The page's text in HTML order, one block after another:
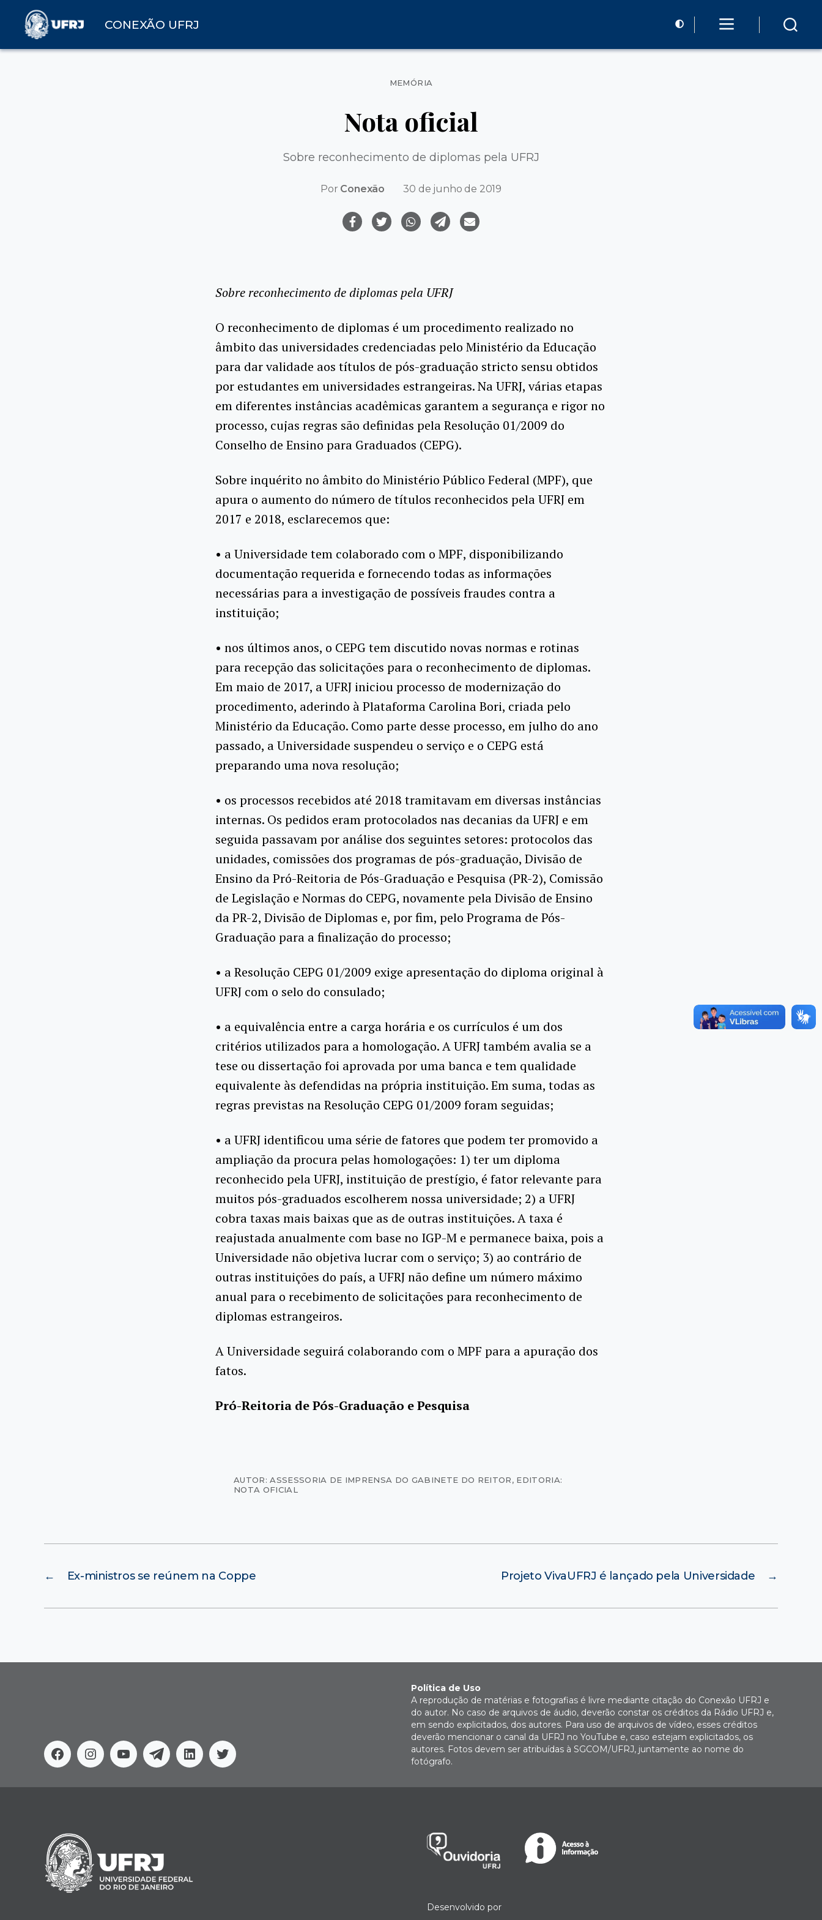
CONEXÃO UFRJ
Categorias
MEMÓRIA
Nota oficial
Sobre reconhecimento de diplomas pela UFRJ
Por Conexão 30 de junho de 2019
Sobre reconhecimento de diplomas pela UFRJ
O reconhecimento de diplomas é um procedimento realizado no
âmbito das universidades credenciadas pelo Ministério da Educação
para dar validade aos títulos de pós-graduação stricto sensu obtidos
por estudantes em universidades estrangeiras. Na UFRJ, várias etapas
em diferentes instâncias acadêmicas garantem a segurança e rigor no
processo, cujas regras são definidas pela Resolução 01/2009 do
Conselho de Ensino para Graduados (CEPG).
Sobre inquérito no âmbito do Ministério Público Federal (MPF), que
apura o aumento do número de títulos reconhecidos pela UFRJ em
2017 e 2018, esclarecemos que:
• a Universidade tem colaborado com o MPF, disponibilizando
documentação requerida e fornecendo todas as informações
necessárias para a investigação de possíveis fraudes contra a
instituição;
• nos últimos anos, o CEPG tem discutido novas normas e rotinas
para recepção das solicitações para o reconhecimento de diplomas.
Em maio de 2017, a UFRJ iniciou processo de modernização do
procedimento, aderindo à Plataforma Carolina Bori, criada pelo
Ministério da Educação. Como parte desse processo, em julho do ano
passado, a Universidade suspendeu o serviço e o CEPG está
preparando uma nova resolução;
• os processos recebidos até 2018 tramitavam em diversas instâncias
internas. Os pedidos eram protocolados nas decanias da UFRJ e em
seguida passavam por análise dos seguintes setores: protocolos das
unidades, comissões dos programas de pós-graduação, Divisão de
Ensino da Pró-Reitoria de Pós-Graduação e Pesquisa (PR-2), Comissão
de Legislação e Normas do CEPG, novamente pela Divisão de Ensino
da PR-2, Divisão de Diplomas e, por fim, pelo Programa de Pós-
Graduação para a finalização do processo;
• a Resolução CEPG 01/2009 exige apresentação do diploma original à
UFRJ com o selo do consulado;
• a equivalência entre a carga horária e os currículos é um dos
critérios utilizados para a homologação. A UFRJ também avalia se a
tese ou dissertação foi aprovada por uma banca e tem qualidade
equivalente às defendidas na própria instituição. Em suma, todas as
regras previstas na Resolução CEPG 01/2009 foram seguidas;
• a UFRJ identificou uma série de fatores que podem ter promovido a
ampliação da procura pelas homologações: 1) ter um diploma
reconhecido pela UFRJ, instituição de prestígio, é fator relevante para
muitos pós-graduados escolherem nossa universidade; 2) a UFRJ
cobra taxas mais baixas que as de outras instituições. A taxa é
reajustada anualmente com base no IGP-M e permanece baixa, pois a
Universidade não objetiva lucrar com o serviço; 3) ao contrário de
outras instituições do país, a UFRJ não define um número máximo
anual para o recebimento de solicitações para reconhecimento de
diplomas estrangeiros.
A Universidade seguirá colaborando com o MPF para a apuração dos
fatos.
Pró-Reitoria de Pós-Graduação e Pesquisa
AUTOR: ASSESSORIA DE IMPRENSA DO GABINETE DO REITOR, EDITORIA:
NOTA OFICIAL
← Ex-ministros se reúnem na Coppe →
Projeto VivaUFRJ é lançado pela Universidade
FacebookInstagram
YoutubeTelegramLinkedinTwitter
Política de Uso
A reprodução de matérias e fotografias é livre mediante citação do Conexão UFRJ e
do autor. No caso de arquivos de áudio, deverão constar os créditos da Rádio UFRJ e,
em sendo explicitados, dos autores. Para uso de arquivos de vídeo, esses créditos
deverão mencionar o canal da UFRJ no YouTube e, caso estejam explicitados, os
autores. Fotos devem ser atribuídas à SGCOM/UFRJ, juntamente ao nome do
fotógrafo.
Desenvolvido por